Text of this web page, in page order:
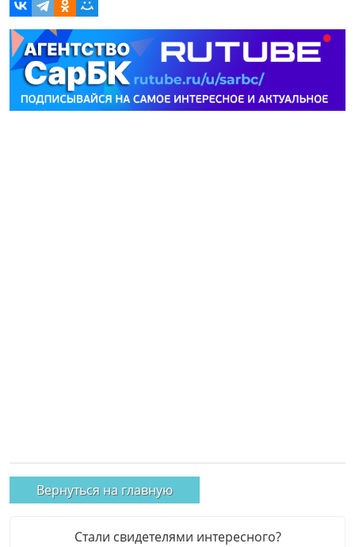
Вернуться на главную
Стали свидетелями интересного?